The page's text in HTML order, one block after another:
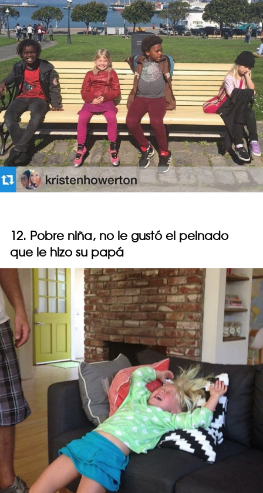
12. Pobre niña, no le gustó el peinado
que le hizo su papá